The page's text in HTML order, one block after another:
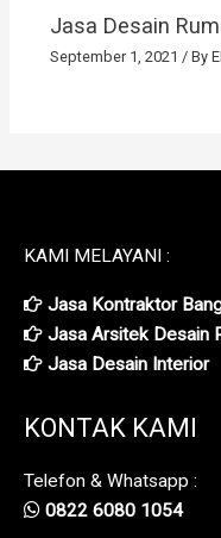
Jasa Desain
September 1, 2021 / By
KAMI MELAYANI :
Jasa Kontraktor
Jasa Arsitek Desain
Jasa Desain Interior
KONTAK KAMI
Telefon & Whatsapp :
0822 6080 1054